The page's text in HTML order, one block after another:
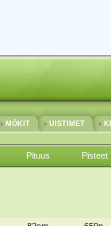
MÖKIT UISTIMET
Pituus Pisteet